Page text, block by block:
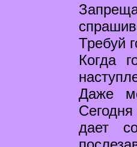
Требуй
Когда
Даже
дает